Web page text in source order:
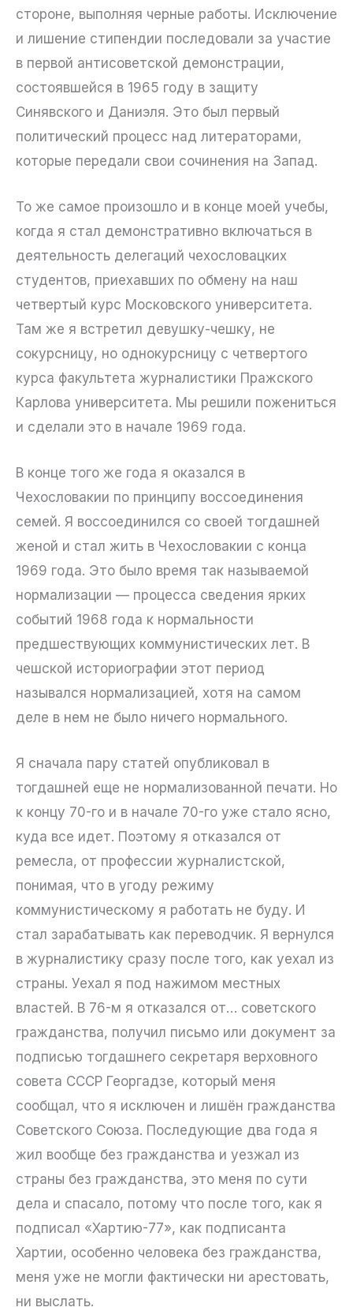
стороне, выполняя черные работы. Исключение
и лишение стипендии последовали за участие
в первой антисоветской демонстрации,
состоявшейся в 1965 году в защиту
Синявского и Даниэля. Это был первый
политический процесс над литераторами,
которые передали свои сочинения на Запад.
То же самое произошло и в конце моей учебы,
когда я стал демонстративно включаться в
деятельность делегаций чехословацких
студентов, приехавших по обмену на наш
четвертый курс Московского университета.
Там же я встретил девушку-чешку, не
сокурсницу, но однокурсницу с четвертого
курса факультета журналистики Пражского
Карлова университета. Мы решили пожениться
и сделали это в начале 1969 года.
В конце того же года я оказался в
Чехословакии по принципу воссоединения
семей. Я воссоединился со своей тогдашней
женой и стал жить в Чехословакии с конца
1969 года. Это было время так называемой
нормализации — процесса сведения ярких
событий 1968 года к нормальности
предшествующих коммунистических лет. В
чешской историографии этот период
назывался нормализацией, хотя на самом
деле в нем не было ничего нормального.
Я сначала пару статей опубликовал в
тогдашней еще не нормализованной печати. Но
к концу 70-го и в начале 70-го уже стало ясно,
куда все идет. Поэтому я отказался от
ремесла, от профессии журналистской,
понимая, что в угоду режиму
коммунистическому я работать не буду. И
стал зарабатывать как переводчик. Я вернулся
в журналистику сразу после того, как уехал из
страны. Уехал я под нажимом местных
властей. В 76-м я отказался от… советского
гражданства, получил письмо или документ за
подписью тогдашнего секретаря верховного
совета СССР Георгадзе, который меня
сообщал, что я исключен и лишён гражданства
Советского Союза. Последующие два года я
жил вообще без гражданства и уезжал из
страны без гражданства, это меня по сути
дела и спасало, потому что после того, как я
подписал «Хартию-77», как подписанта
Хартии, особенно человека без гражданства,
меня уже не могли фактически ни арестовать,
ни выслать.